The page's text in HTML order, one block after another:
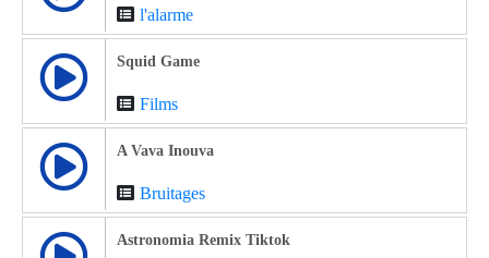
l'alarme
Squid Game
Films
A Vava Inouva
Bruitages
Astronomia Remix Tiktok